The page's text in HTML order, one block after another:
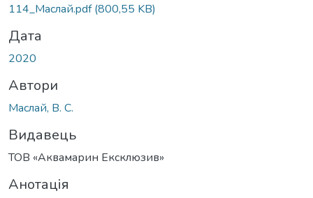
114_Маслай.pdf(800,55 KB)
Дата
2020
Автори
Маслай, В. С.
Видавець
ТОВ «Аквамарин Ексклюзив»
Анотація